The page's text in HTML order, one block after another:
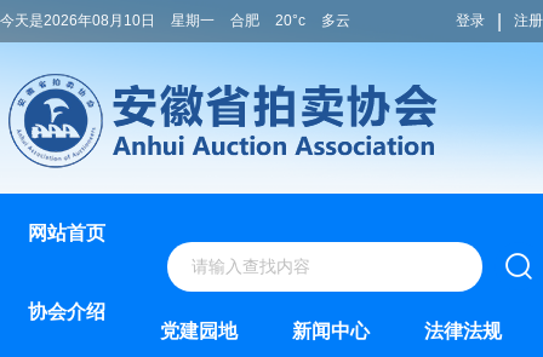
今天是2026年08月10日 星期一 合肥 20°c 多云 登录 注册
网站首页
协会介绍
党建园地
新闻中心 法律法规